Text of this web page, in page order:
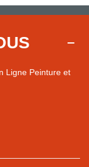
Ligne Peinture et